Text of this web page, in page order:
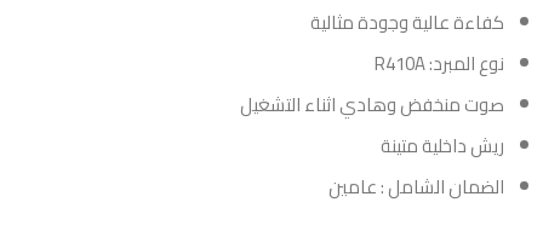
كفاءة عالية وجودة مثالية
نوع المبرد: R410A
صوت منخفض وهادي اثناء التشغيل
ريش داخلية متينة
الضمان الشامل : عامين